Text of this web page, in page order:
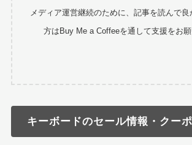
メディア運営継続のために、記事を読んで
方はBuy Me a Coffeeを通して支援をお願
キーボードのセール情報・クー